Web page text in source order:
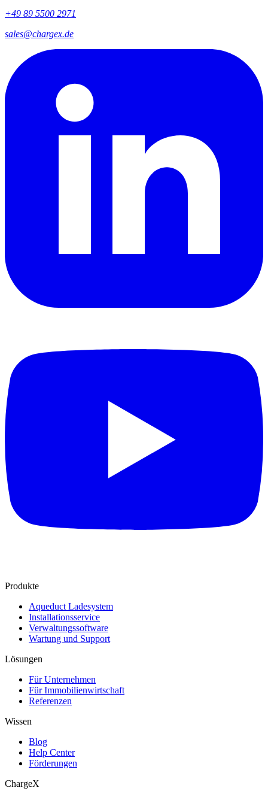
+49 89 5500 2971
sales@chargex.de
Produkte
Aqueduct Ladesystem
Installationsservice
Verwaltungssoftware
Wartung und Support
Lösungen
Für Unternehmen
Für Immobilienwirtschaft
Referenzen
Wissen
Blog
Help Center
Förderungen
ChargeX